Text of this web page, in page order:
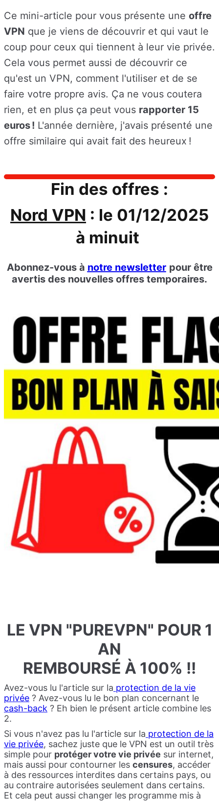
Ce mini-article pour vous présente une offre
VPN que je viens de découvrir et qui vaut le
coup pour ceux qui tiennent à leur vie privée.
Cela vous permet aussi de découvrir ce
qu'est un VPN, comment l'utiliser et de se
faire votre propre avis. Ça ne vous coutera
rien, et en plus ça peut vous rapporter 15
euros ! L'année dernière, j'avais présenté une
offre similaire qui avait fait des heureux !
Fin des offres :
Nord VPN : le 01/12/2025
à minuit
Abonnez-vousà notre newsletter pour être
avertis des nouvelles offres temporaires.
LE VPN "PUREVPN" POUR 1
AN
REMBOURSÉ À 100% !!
Avez-vous lu l'article sur la protection de la vie
privée ? Avez-vous lu le bon plan concernant le
cash-back ? Eh bien le présent article combine les
2.
Si vous n'avez pas lu l'article sur la protection de la
vie privée, sachez juste que le VPN est un outil très
simple pour protéger votre vie privée sur internet,
mais aussi pour contourner les censures, accéder
à des ressources interdites dans certains pays, ou
au contraire autorisées seulement dans certains.
Et cela peut aussi changer les programme mis à